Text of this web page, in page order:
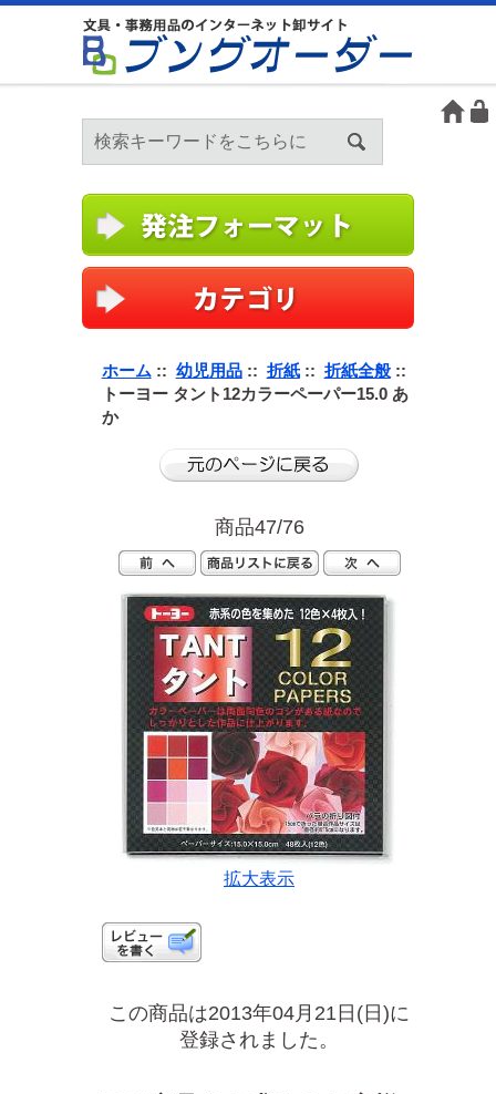
ホーム :: 幼児用品:: 折紙:: 折紙全般::
トーヨー タント12カラーペーパー15.0 あ
か
商品47/76
拡大表示
この商品は2013年04月21日(日)に
登録されました。